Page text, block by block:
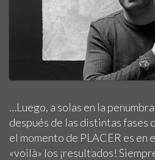
…Luego, a solas en la
después de las distintas
el momento de PLACER es en
«voilà» los ¡resultados!